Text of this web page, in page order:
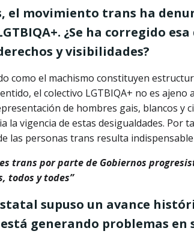
el movimiento trans ha
¿Se ha corregido
y visibilidades?
como el machismo constituyen
el colectivo LGTBIQA+ no es
de hombres gais, blancos y
la vigencia de estas desigualdades.
las personas trans resulta
trans por parte de Gobiernos
todos y todes”
supuso un avance
generando problemas